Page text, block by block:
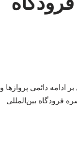
ادامه دائمی پروازها و
فرودگاه بین‌المللی